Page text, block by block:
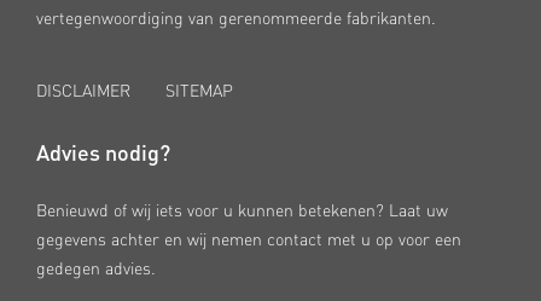
vertegenwoordiging van gerenommeerde fabrikanten.
DISCLAIMER SITEMAP
Advies nodig?
Benieuwd of wij iets voor u kunnen betekenen? Laat uw
gegevens achter en wij nemen contact met u op voor een
gedegen advies.